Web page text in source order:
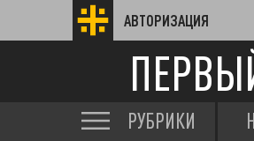
АВТОРИЗАЦИЯ
РУБРИКИ